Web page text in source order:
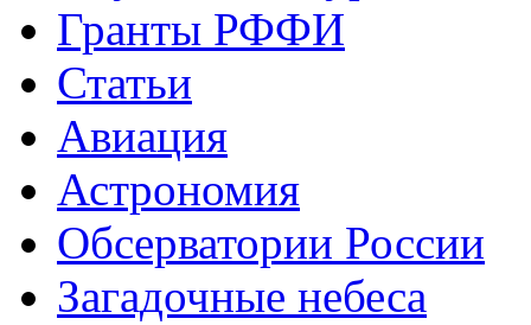
Гранты РФФИ
Статьи
Авиация
Астрономия
Обсерватории России
Загадочные небеса